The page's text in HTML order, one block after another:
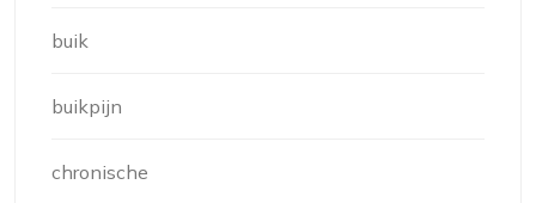
buik
buikpijn
chronische